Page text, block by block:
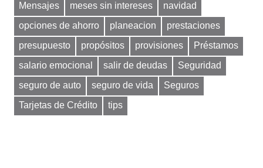
Mensajes
meses sin intereses
navidad
opciones de ahorro
planeacion
prestaciones
presupuesto
propósitos provisiones
Préstamos
salario emocional
salir de deudas
Seguridad
seguro de auto
seguro de vida
Seguros
Tarjetas de Crédito
tips